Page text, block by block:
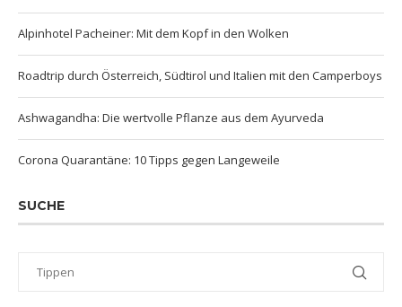
Alpinhotel Pacheiner: Mit dem Kopf in den Wolken
Roadtrip durch Österreich, Südtirol und Italien mit den Camperboys
Ashwagandha: Die wertvolle Pflanze aus dem Ayurveda
Corona Quarantäne: 10 Tipps gegen Langeweile
SUCHE